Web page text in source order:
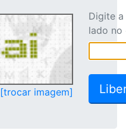
[trocar imagem]
Digite
lado no